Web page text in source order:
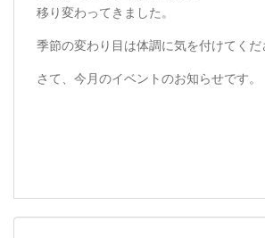
移り変わってきました。
季節の変わり目は体調に気を付けてくだ
さて、今月のイベントのお知らせです。